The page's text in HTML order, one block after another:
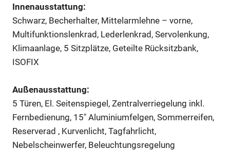
Innenausstattung:
Schwarz, Becherhalter, Mittelarmlehne – vorne,
Multifunktionslenkrad, Lederlenkrad, Servolenkung,
Klimaanlage, 5 Sitzplätze, Geteilte Rücksitzbank,
ISOFIX
Außenausstattung:
5 Türen, El. Seitenspiegel, Zentralverriegelung inkl.
Fernbedienung, 15″ Aluminiumfelgen, Sommerreifen,
Reserverad , Kurvenlicht, Tagfahrlicht,
Nebelscheinwerfer, Beleuchtungsregelung